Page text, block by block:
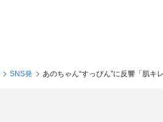
SNS発 あのちゃん“すっぴん”に反響「肌キ